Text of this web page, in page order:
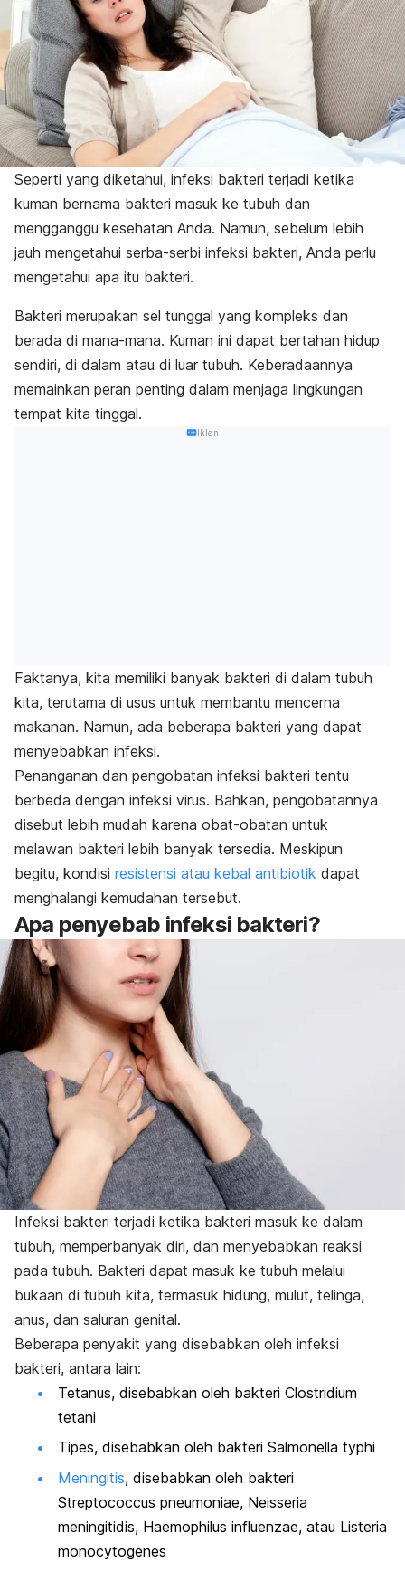
Seperti yang diketahui, infeksi bakteri terjadi ketika
kuman bernama bakteri masuk ke tubuh dan
mengganggu kesehatan Anda. Namun, sebelum lebih
jauh mengetahui serba-serbi infeksi bakteri, Anda perlu
mengetahui apa itu bakteri.
Bakteri merupakan sel tunggal yang kompleks dan
berada di mana-mana. Kuman ini dapat bertahan hidup
sendiri, di dalam atau di luar tubuh. Keberadaannya
memainkan peran penting dalam menjaga lingkungan
tempat kita tinggal.
Iklan
Faktanya, kita memiliki banyak bakteri di dalam tubuh
kita, terutama di usus untuk membantu mencerna
makanan. Namun, ada beberapa bakteri yang dapat
menyebabkan infeksi.
Penanganan dan pengobatan infeksi bakteri tentu
berbeda dengan infeksi virus. Bahkan, pengobatannya
disebut lebih mudah karena obat-obatan untuk
melawan bakteri lebih banyak tersedia. Meskipun
begitu, kondisi resistensi atau kebal antibiotik dapat
menghalangi kemudahan tersebut.
Apa penyebab infeksi bakteri?
Infeksi bakteri terjadi ketika bakteri masuk ke dalam
tubuh, memperbanyak diri, dan menyebabkan reaksi
pada tubuh. Bakteri dapat masuk ke tubuh melalui
bukaan di tubuh kita, termasuk hidung, mulut, telinga,
anus, dan saluran genital.
Beberapa penyakit yang disebabkan oleh infeksi
bakteri, antara lain:
Tetanus, disebabkan oleh bakteri Clostridium
tetani
Tipes, disebabkan oleh bakteri Salmonella typhi
Meningitis, disebabkan oleh bakteri
Streptococcus pneumoniae, Neisseria
meningitidis, Haemophilus influenzae, atau Listeria
monocytogenes